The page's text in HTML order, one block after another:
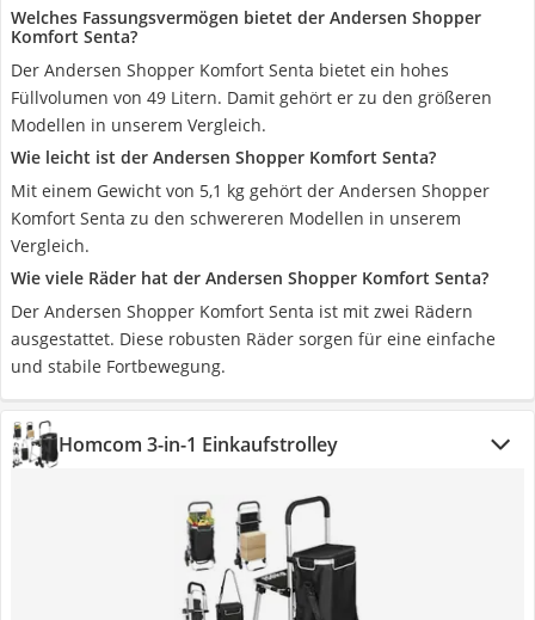
Welches Fassungsvermögen bietet der Andersen Shopper
Komfort Senta?
Der Andersen Shopper Komfort Senta bietet ein hohes
Füllvolumen von 49 Litern. Damit gehört er zu den größeren
Modellen in unserem Vergleich.
Wie leicht ist der Andersen Shopper Komfort Senta?
Mit einem Gewicht von 5,1 kg gehört der Andersen Shopper
Komfort Senta zu den schwereren Modellen in unserem
Vergleich.
Wie viele Räder hat der Andersen Shopper Komfort Senta?
Der Andersen Shopper Komfort Senta ist mit zwei Rädern
ausgestattet. Diese robusten Räder sorgen für eine einfache
und stabile Fortbewegung.
Homcom 3-in-1 Einkaufstrolley